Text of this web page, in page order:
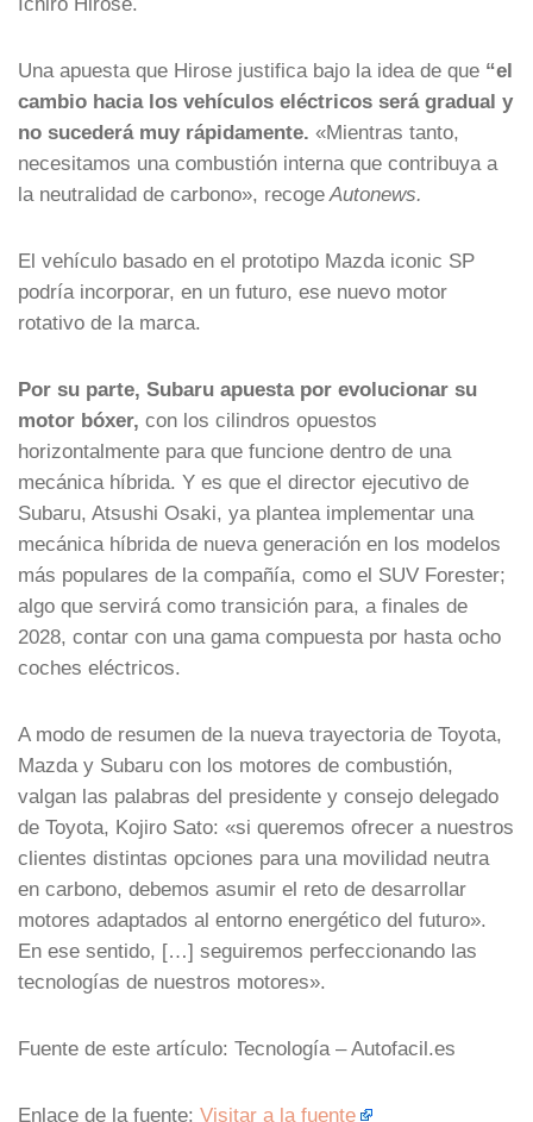
Una apuesta que Hirose justifica bajo la idea de que “el
cambio hacia los vehículos eléctricos será gradual y
no sucederá muy rápidamente. «Mientras tanto,
necesitamos una combustión interna que contribuya a
la neutralidad de carbono», recoge Autonews.
El vehículo basado en el prototipo Mazda iconic SP
podría incorporar, en un futuro, ese nuevo motor
rotativo de la marca.
Por su parte, Subaru apuesta por evolucionar su
motor bóxer, con los cilindros opuestos
horizontalmente para que funcione dentro de una
mecánica híbrida. Y es que el director ejecutivo de
Subaru, Atsushi Osaki, ya plantea implementar una
mecánica híbrida de nueva generación en los modelos
más populares de la compañía, como el SUV Forester;
algo que servirá como transición para, a finales de
2028, contar con una gama compuesta por hasta ocho
coches eléctricos.
A modo de resumen de la nueva trayectoria de Toyota,
Mazda y Subaru con los motores de combustión,
valgan las palabras del presidente y consejo delegado
de Toyota, Kojiro Sato: «si queremos ofrecer a nuestros
clientes distintas opciones para una movilidad neutra
en carbono, debemos asumir el reto de desarrollar
motores adaptados al entorno energético del futuro».
En ese sentido, […] seguiremos perfeccionando las
tecnologías de nuestros motores».
Fuente de este artículo: Tecnología – Autofacil.es
Enlace de la fuente: Visitar a la fuente